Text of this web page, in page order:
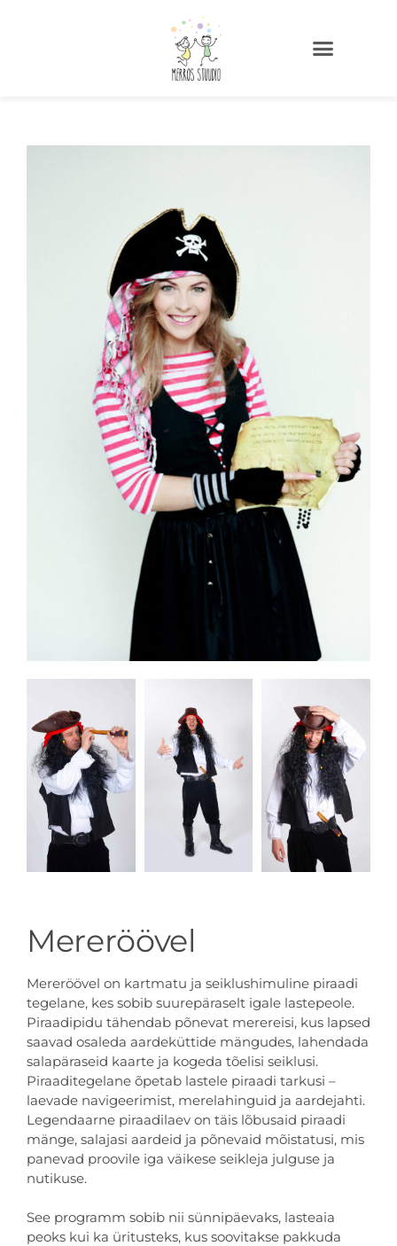
Mereröövel
Mereröövel on kartmatu ja seiklushimuline piraadi
tegelane, kes sobib suurepäraselt igale lastepeole.
Piraadipidu tähendab põnevat merereisi, kus lapsed
saavad osaleda aardeküttide mängudes, lahendada
salapäraseid kaarte ja kogeda tõelisi seiklusi.
Piraaditegelane õpetab lastele piraadi tarkusi –
laevade navigeerimist, merelahinguid ja aardejahti.
Legendaarne piraadilaev on täis lõbusaid piraadi
mänge, salajasi aardeid ja põnevaid mõistatusi, mis
panevad proovile iga väikese seikleja julguse ja
nutikuse.
See programm sobib nii sünnipäevaks, lasteaia
peoks kui ka üritusteks, kus soovitakse pakkuda